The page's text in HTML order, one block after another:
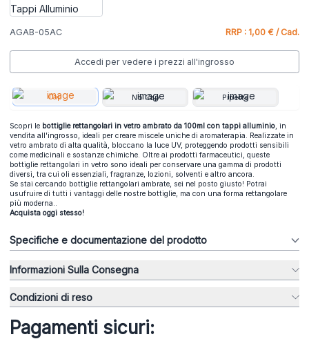
AGAB-05AC RRP : 1,00 € / Cad.
Accedi per vedere i prezzi all'ingrosso
Cap No Cap Pipette
Scopri le bottiglie rettangolari in vetro ambrato da 100ml con tappi alluminio, in
vendita all'ingrosso, ideali per creare miscele uniche di aromaterapia. Realizzate in
vetro ambrato di alta qualità, bloccano la luce UV, proteggendo prodotti sensibili
come medicinali e sostanze chimiche. Oltre ai prodotti farmaceutici, queste
bottiglie rettangolari in vetro sono ideali per conservare una gamma di prodotti
diversi, tra cui oli essenziali, fragranze, lozioni, solventi e altro ancora.
Se stai cercando bottiglie rettangolari ambrate, sei nel posto giusto! Potrai
usufruire di tutti i vantaggi delle nostre bottiglie, ma con una forma rettangolare
più moderna..
Acquista oggi stesso!
Specifiche e documentazione del prodotto
Informazioni Sulla Consegna
Condizioni di reso
Pagamenti sicuri: